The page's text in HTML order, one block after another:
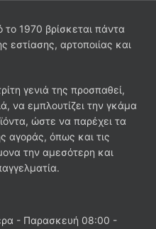
1970 βρίσκεται πάντα
εστίασης, αρτοποιίας και
γενιά της προσπαθεί,
να εμπλουτίζει την γκάμα
ώστε να παρέχει τα
αγοράς, όπως και τις
την αμεσότερη και
- Παρασκευή 08:00 -